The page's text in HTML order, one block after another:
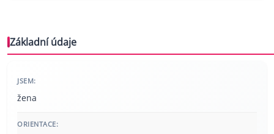
Základní údaje
JSEM:
žena
ORIENTACE: